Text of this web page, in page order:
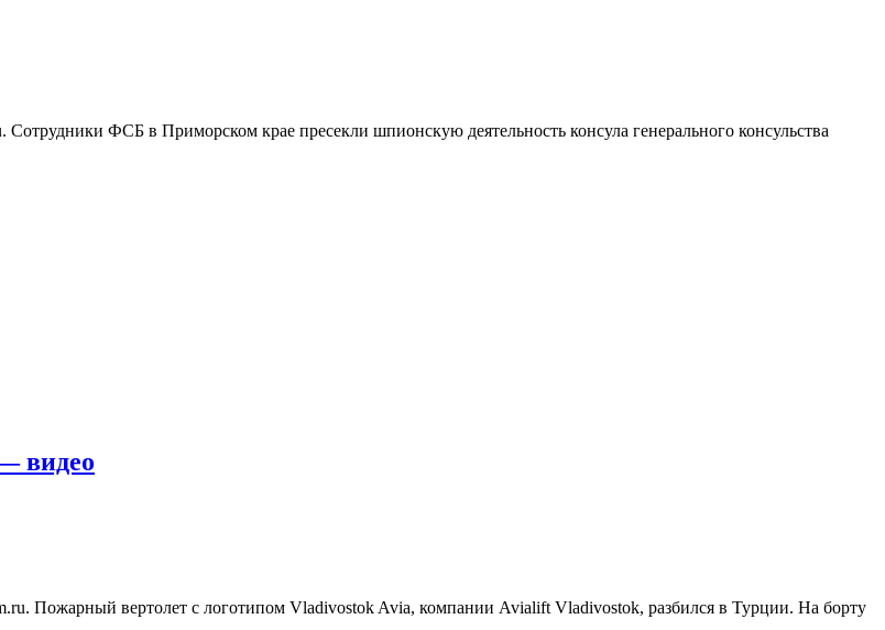
ФСБ в Приморском крае пресекли шпионскую деятельность консула генерального консульства
видео
Пожарный вертолет с логотипом Vladivostok Avia, компании Avialift Vladivostok, разбился в Турции. На борту